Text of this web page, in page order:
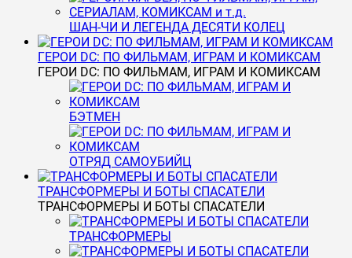
ШАН-ЧИ И ЛЕГЕНДА ДЕСЯТИ КОЛЕЦ
ГЕРОИ DC: ПО ФИЛЬМАМ, ИГРАМ И КОМИКСАМ
ГЕРОИ DC: ПО ФИЛЬМАМ, ИГРАМ И КОМИКСАМ
БЭТМЕН
ОТРЯД САМОУБИЙЦ
ТРАНСФОРМЕРЫ И БОТЫ СПАСАТЕЛИ
ТРАНСФОРМЕРЫ И БОТЫ СПАСАТЕЛИ
ТРАНСФОРМЕРЫ